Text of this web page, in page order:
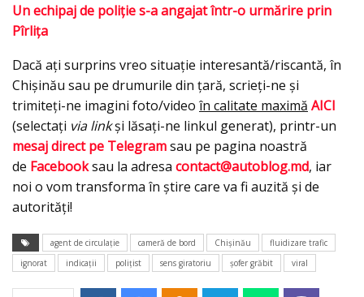
Un echipaj de poliție s-a angajat într-o urmărire prin
Pîrlița
Dacă ați surprins vreo situație interesantă/riscantă, în
Chișinău sau pe drumurile din țară, scrieți-ne și
trimiteți-ne imagini foto/video în calitate maximă AICI
(selectați via linkși lăsați-ne linkul generat), printr-un
mesaj direct pe Telegramsau pe pagina noastră
de Facebooksau la adresa contact@autoblog.md, iar
noi o vom transforma în știre care va fi auzită și de
autorități!
agent de circulație cameră de bord Chișinău
fluidizare trafic
ignorat
indicații polițist sens giratoriu șofer grăbit viral